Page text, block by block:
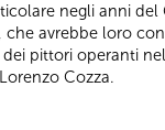
negli anni
che avrebbe loro
pittori operanti
Cozza.